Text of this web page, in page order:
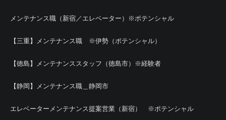
メンテナンス職（新宿／エレベーター）※ポテンシャル
【三重】メンテナンス職 ※伊勢（ポテンシャル）
【徳島】メンテナンススタッフ（徳島市）※経験者
【静岡】メンテナンス職＿静岡市
エレベーターメンテナンス提案営業（新宿） ※ポテンシャル